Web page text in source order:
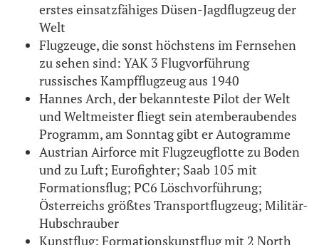
erstes einsatzfähiges Düsen-Jagdflugzeug der
Welt
Flugzeuge, die sonst höchstens im Fernsehen
zu sehen sind: YAK 3 Flugvorführung
russisches Kampfflugzeug aus 1940
Hannes Arch, der bekannteste Pilot der Welt
und Weltmeister fliegt sein atemberaubendes
Programm, am Sonntag gibt er Autogramme
Austrian Airforce mit Flugzeugflotte zu Boden
und zu Luft; Eurofighter; Saab 105 mit
Formationsflug; PC6 Löschvorführung;
Österreichs größtes Transportflugzeug; Militär-
Hubschrauber
Kunstflug: Formationskunstflug mit 2 North